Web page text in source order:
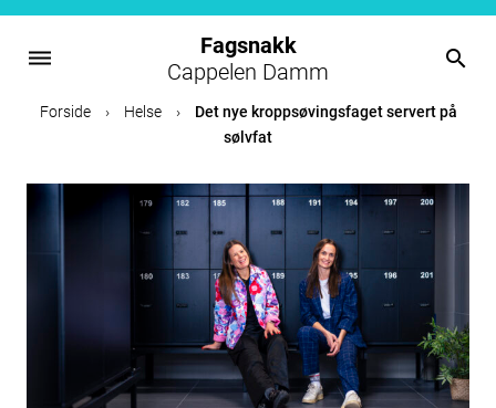
dehaze
Fagsnakk
Cappelen Damm
search
Forside › Helse ›
Det nye kroppsøvingsfaget servert på
sølvfat